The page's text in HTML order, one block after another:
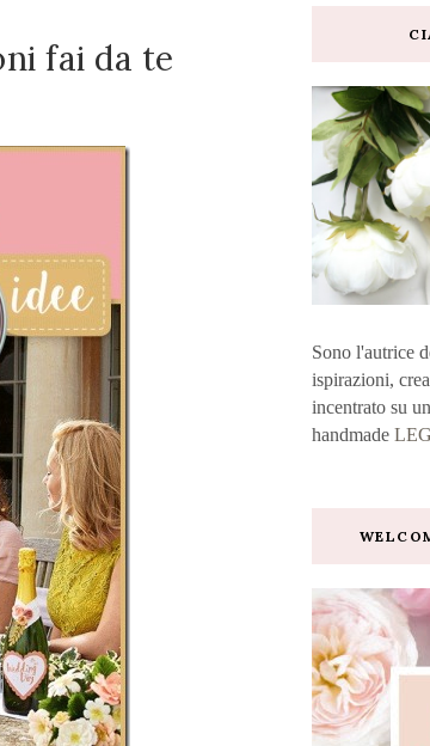
fai da te
Sono l'autrice
ispirazioni,
incentrato su
handmade